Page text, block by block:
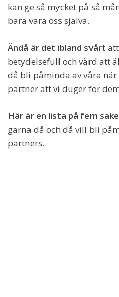
kan ge så mycket på så
bara vara oss själva.
Ändå är det ibland svårt
betydelsefull och värd att
då bli påminda av våra
partner att vi duger för
Här är en lista på fem
gärna då och då vill bli
partners.